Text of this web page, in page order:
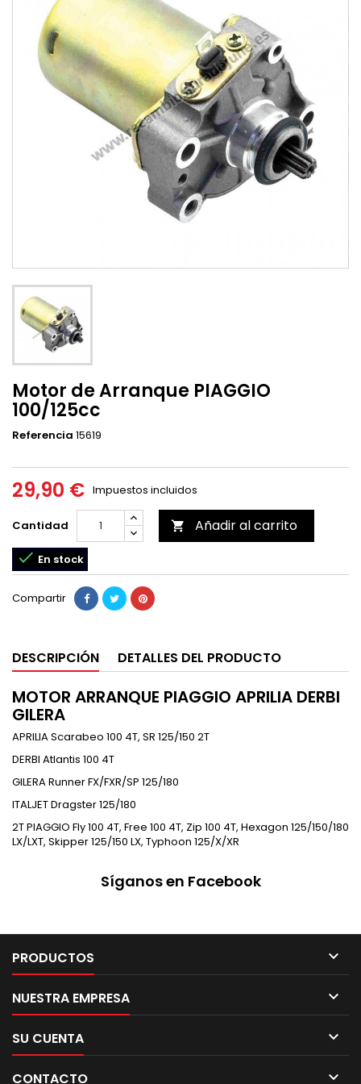
Motor de Arranque PIAGGIO
100/125cc
Referencia 15619
29,90 € Impuestos incluidos
Cantidad  Añadir al carrito
 En stock
Compartir
DESCRIPCIÓN DETALLES DEL PRODUCTO
MOTOR ARRANQUE PIAGGIO APRILIA DERBI
GILERA
APRILIA Scarabeo 100 4T, SR 125/150 2T
DERBI Atlantis 100 4T
GILERA Runner FX/FXR/SP 125/180
ITALJET Dragster 125/180
2T PIAGGIO Fly 100 4T, Free 100 4T, Zip 100 4T, Hexagon 125/150/180
LX/LXT, Skipper 125/150 LX, Typhoon 125/X/XR
Síganos en Facebook
PRODUCTOS 
NUESTRA EMPRESA 
SU CUENTA 
CONTACTO 